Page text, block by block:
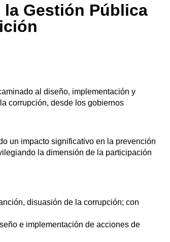
Gestión Pública
al diseño, implementación y
corrupción, desde los gobiernos
un impacto significativo en la prevención
la dimensión de la participación
disuasión de la corrupción; con
e implementación de acciones de